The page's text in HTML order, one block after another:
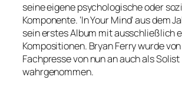
seine eigene psychologische oder
Komponente. ‘In Your Mind’ aus dem
sein erstes Album mit ausschließlich
Kompositionen. Bryan Ferry wurde
Fachpresse von nun an auch als Solist
wahrgenommen.